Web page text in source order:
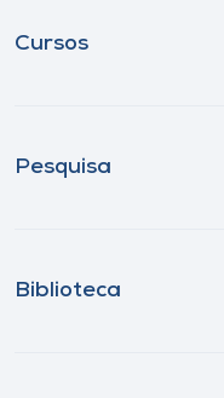
Cursos
Pesquisa
Biblioteca